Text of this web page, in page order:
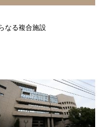
なる複合施設